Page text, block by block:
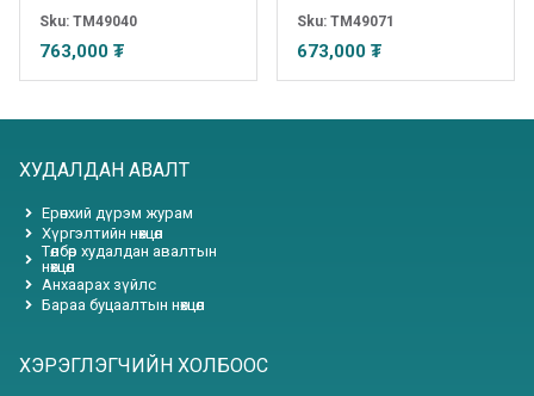
Sku: TM49040
763,000 ₮
Sku: TM49071
673,000 ₮
ХУДАЛДАН АВАЛТ
Ерөнхий дүрэм журам
Хүргэлтийн нөхцөл
Төлбөр худалдан авалтын
нөхцөл
Анхаарах зүйлс
Бараа буцаалтын нөхцөл
ХЭРЭГЛЭГЧИЙН ХОЛБООС